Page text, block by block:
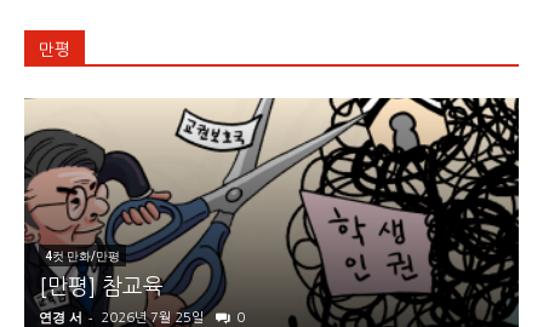
만평
4컷 만화/만평
[만평] 참교육
연경 서 - 2026년 7월 25일 0